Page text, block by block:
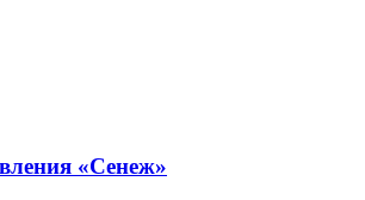
«Сенеж»